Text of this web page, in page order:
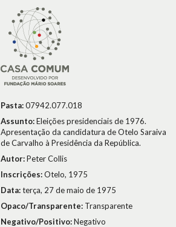
Pasta:07942.077.018
Assunto:Eleições presidenciais de 1976.
Apresentação da candidatura de Otelo Saraiva
de Carvalho à Presidência da República.
Autor:Peter Collis
Inscrições:Otelo, 1975
Data:terça, 27 de maio de 1975
Opaco/Transparente: Transparente
Negativo/Positivo:Negativo